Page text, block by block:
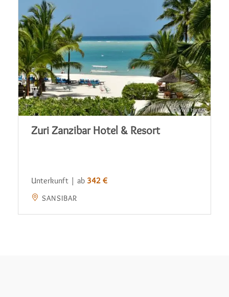
Zuri Zanzibar Hotel & Resort
Unterkunft | ab 342 €
SANSIBAR